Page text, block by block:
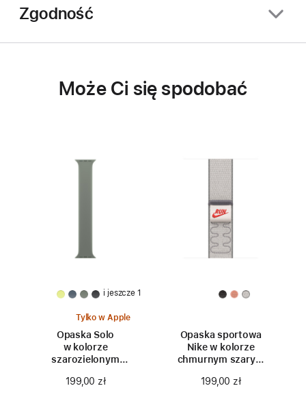
Zgodność
Może Ci się spodobać
i jeszcze 1
Tylko w Apple
Opaska Solo
w kolorze
szarozielonym
rozmiar 0
199,00 zł
Opaska sportowa
Nike w kolorze
chmurnym szarym
199,00 zł